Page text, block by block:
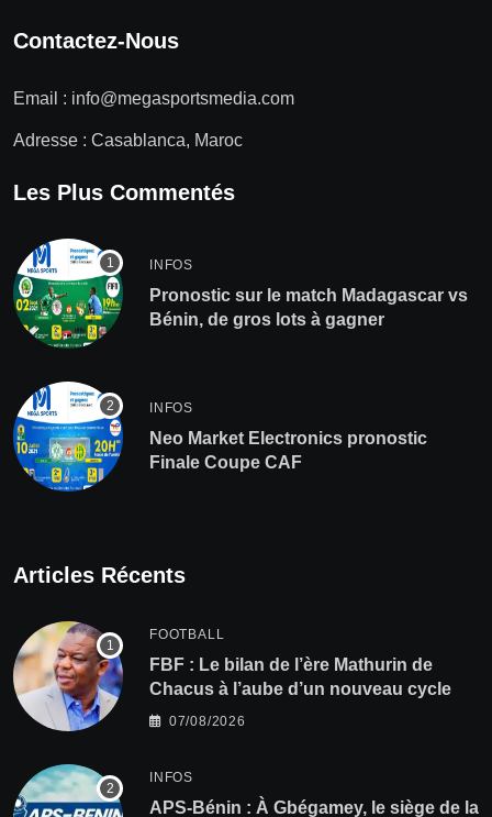
Contactez-Nous
Email : info@megasportsmedia.com
Adresse : Casablanca, Maroc
Les Plus Commentés
INFOS
Pronostic sur le match Madagascar vs
Bénin, de gros lots à gagner
INFOS
Neo Market Electronics pronostic
Finale Coupe CAF
Articles Récents
FOOTBALL
FBF : Le bilan de l’ère Mathurin de
Chacus à l’aube d’un nouveau cycle
07/08/2026
INFOS
APS-Bénin : À Gbégamey, le siège de la